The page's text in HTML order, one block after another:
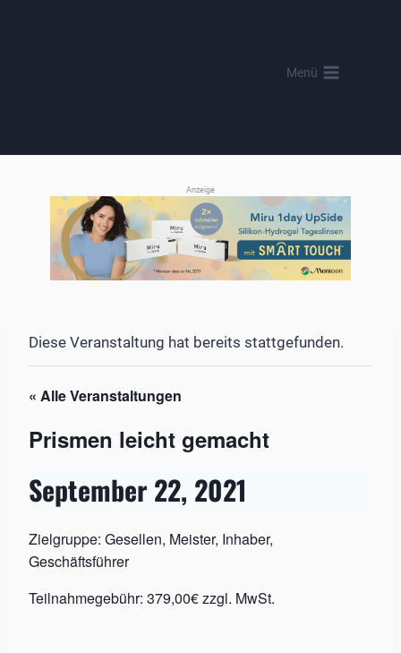
Menü
Anzeige
Diese Veranstaltung hat bereits stattgefunden.
« Alle Veranstaltungen
Prismen leicht gemacht
September 22, 2021
Zielgruppe: Gesellen, Meister, Inhaber,
Geschäftsführer
Teilnahmegebühr: 379,00€ zzgl. MwSt.